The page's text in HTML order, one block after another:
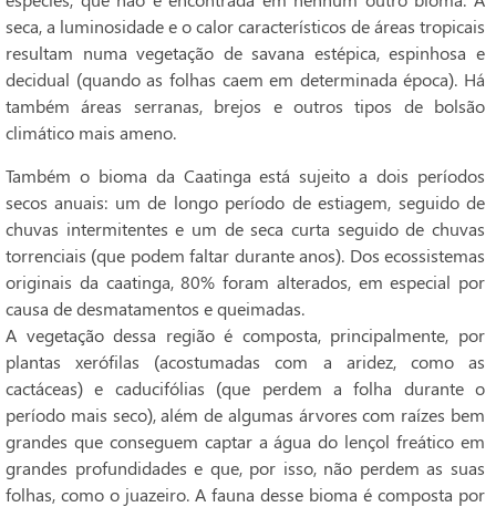
seca, a luminosidade e o calor característicos de áreas tropicais
resultam numa vegetação de savana estépica, espinhosa e
decidual (quando as folhas caem em determinada época). Há
também áreas serranas, brejos e outros tipos de bolsão
climático mais ameno.
Também o bioma da Caatinga está sujeito a dois períodos
secos anuais: um de longo período de estiagem, seguido de
chuvas intermitentes e um de seca curta seguido de chuvas
torrenciais (que podem faltar durante anos). Dos ecossistemas
originais da caatinga, 80% foram alterados, em especial por
causa de desmatamentos e queimadas.
A vegetação dessa região é composta, principalmente, por
plantas xerófilas (acostumadas com a aridez, como as
cactáceas) e caducifólias (que perdem a folha durante o
período mais seco), além de algumas árvores com raízes bem
grandes que conseguem captar a água do lençol freático em
grandes profundidades e que, por isso, não perdem as suas
folhas, como o juazeiro. A fauna desse bioma é composta por